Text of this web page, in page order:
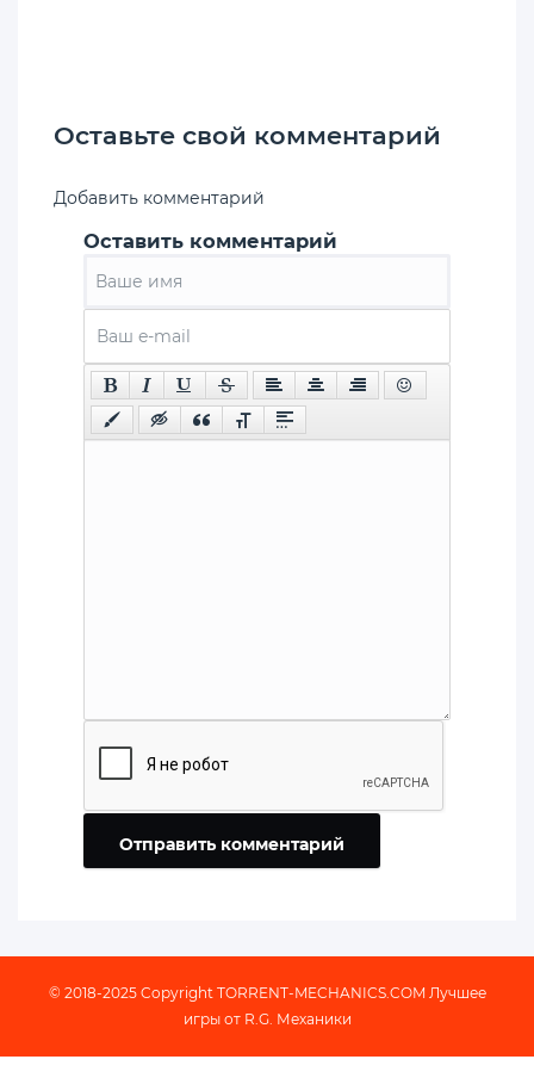
Оставьте свой комментарий
Добавить комментарий
Оставить комментарий
Отправить комментарий
© 2018-2025 Copyright TORRENT-MECHANICS.COM Лучшее
игры от R.G. Механики